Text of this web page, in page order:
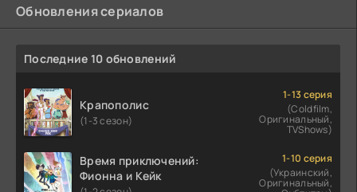
Обновления сериалов
Последние 10 обновлений
Крапополис
(1-3 сезон)
1-13 серия
(Coldfilm,
Оригинальный,
TVShows)
Время приключений:
Фионна и Кейк
1-10 серия
(Украинский,
Оригинальный,